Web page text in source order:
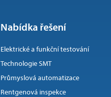
Nabídka řešení
Elektrické a funkční testování
Technologie SMT
Průmyslová automatizace
Rentgenová inspekce